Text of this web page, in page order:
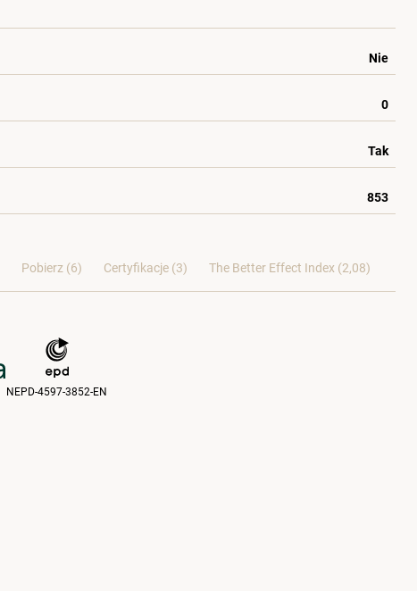
Nie
0
Tak
853
Pobierz (6) Certyfikacje (3) The Better Effect Index (2,08)
NEPD-4597-3852-EN